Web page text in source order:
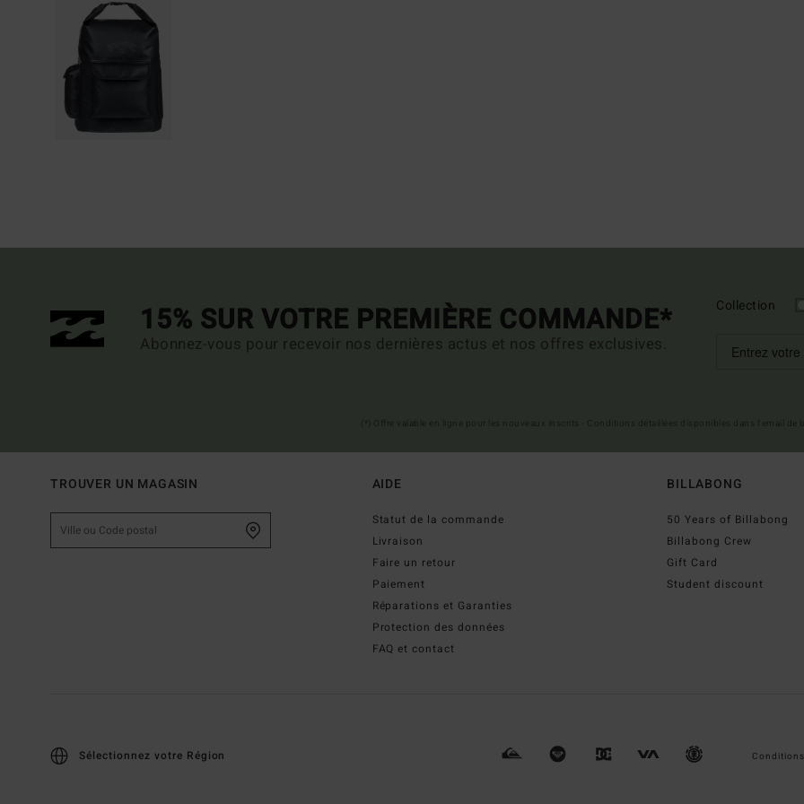
15% SUR VOTRE PREMIÈRE COMMANDE*
Abonnez-vous pour recevoir nos dernières actus et nos offres exclusives.
Collection
TROUVER UN MAGASIN AIDE
Statut de la commande
Livraison
Faire un retour
Paiement
Réparations et Garanties
Protection des données
FAQ et contact
BILLABONG
50 Years of Billabong
Billabong Crew
Gift Card
Student discount
Sélectionnez votre Région